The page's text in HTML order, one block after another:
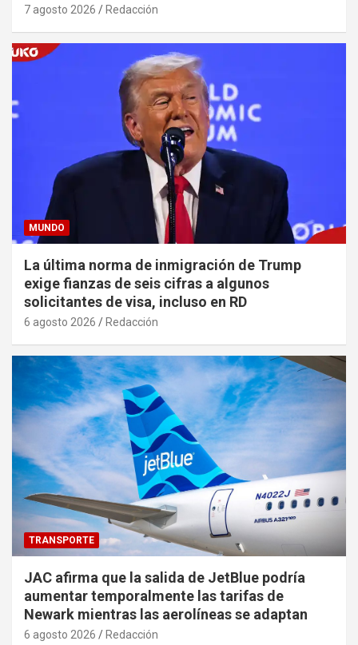
7 agosto 2026 Redacción
MUNDO
La última norma de inmigración de Trump
exige fianzas de seis cifras a algunos
solicitantes de visa, incluso en RD
6 agosto 2026 Redacción
TRANSPORTE
JAC afirma que la salida de JetBlue podría
aumentar temporalmente las tarifas de
Newark mientras las aerolíneas se adaptan
6 agosto 2026 Redacción